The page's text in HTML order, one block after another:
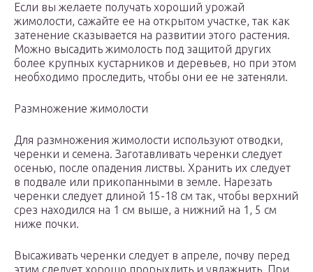
Если вы желаете получать хороший урожай
жимолости, сажайте ее на открытом участке, так как
затенение сказывается на развитии этого растения.
Можно высадить жимолость под защитой других
более крупных кустарников и деревьев, но при этом
необходимо проследить, чтобы они ее не затеняли.
Размножение жимолости
Для размножения жимолости используют отводки,
черенки и семена. Заготавливать черенки следует
осенью, после опадения листвы. Хранить их следует
в подвале или прикопанными в земле. Нарезать
черенки следует длиной 15-18 см так, чтобы верхний
срез находился на 1 см выше, а нижний на 1, 5 см
ниже почки.
Высаживать черенки следует в апреле, почву перед
этим следует хорошо прорыхлить и увлажнить. При